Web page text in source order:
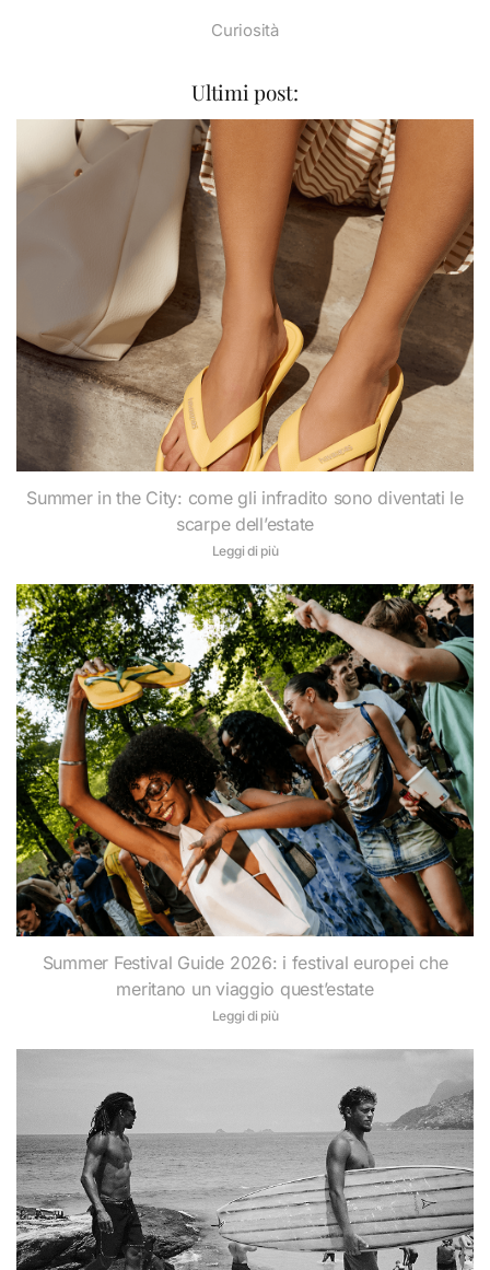
Curiosità
Ultimi post:
Summer in the City: come gli infradito sono diventati le
scarpe dell’estate
Leggi di più
Summer Festival Guide 2026: i festival europei che
meritano un viaggio quest’estate
Leggi di più